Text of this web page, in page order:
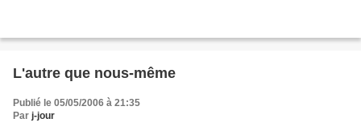
L'autre que nous-même
Publié le 05/05/2006 à 21:35
Par j-jour